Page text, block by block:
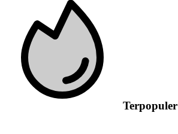
Terpopuler